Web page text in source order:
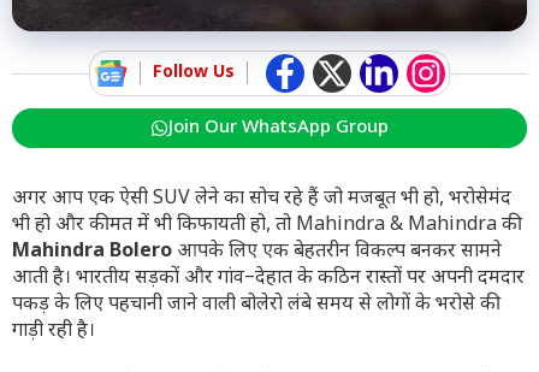
Follow Us
Join Our WhatsApp Group
अगर आप एक ऐसी SUV लेने का सोच रहे हैं जो मजबूत भी हो, भरोसेमंद
भी हो और कीमत में भी किफायती हो, तो Mahindra & Mahindraकी
Mahindra Bolero आपके लिए एक बेहतरीन विकल्प बनकर सामने
आती है। भारतीय सड़कों और गांव–देहात के कठिन रास्तों पर अपनी दमदार
पकड़ के लिए पहचानी जाने वाली बोलेरो लंबे समय से लोगों के भरोसे की
गाड़ी रही है।